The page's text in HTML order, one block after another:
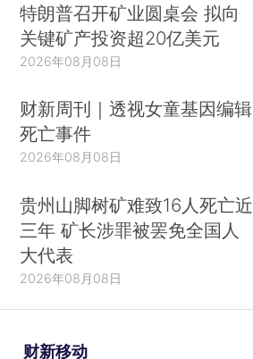
特朗普召开矿业圆桌会 拟向
关键矿产投资超20亿美元
2026年08月08日
财新周刊｜透视女童基因编辑
死亡事件
2026年08月08日
贵州山脚树矿难致16人死亡近
三年 矿长涉罪被罢免全国人
大代表
2026年08月08日
财新移动